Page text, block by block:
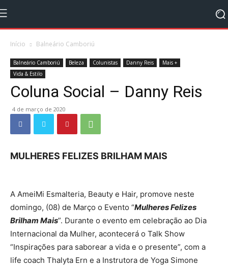
Início Balneário Camboriú
Balneário Camboriú Beleza Colunistas Danny Reis
Mais +
Vida & Estilo
Coluna Social – Danny Reis
4 de março de 2020
MULHERES FELIZES BRILHAM MAIS
A AmeiMi Esmalteria, Beauty e Hair, promove neste
domingo, (08) de Março o Evento “Mulheres Felizes
Brilham Mais”. Durante o evento em celebração ao Dia
Internacional da Mulher, acontecerá o Talk Show
“Inspirações para saborear a vida e o presente”, com a
life coach Thalyta Ern e a Instrutora de Yoga Simone